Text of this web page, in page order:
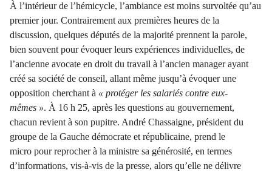
À l’intérieur de l’hémicycle, l’ambiance est moins survoltée qu’au
premier jour. Contrairement aux premières heures de la
discussion, quelques députés de la majorité prennent la parole,
bien souvent pour évoquer leurs expériences individuelles, de
l’ancienne avocate en droit du travail à l’ancien manager ayant
créé sa société de conseil, allant même jusqu’à évoquer une
opposition cherchant à « protéger les salariés contre eux-
mêmes ». À 16 h 25, après les questions au gouvernement,
chacun revient à son pupitre. André Chassaigne, président du
groupe de la Gauche démocrate et républicaine, prend le
micro pour reprocher à la ministre sa générosité, en termes
d’informations, vis-à-vis de la presse, alors qu’elle ne délivre